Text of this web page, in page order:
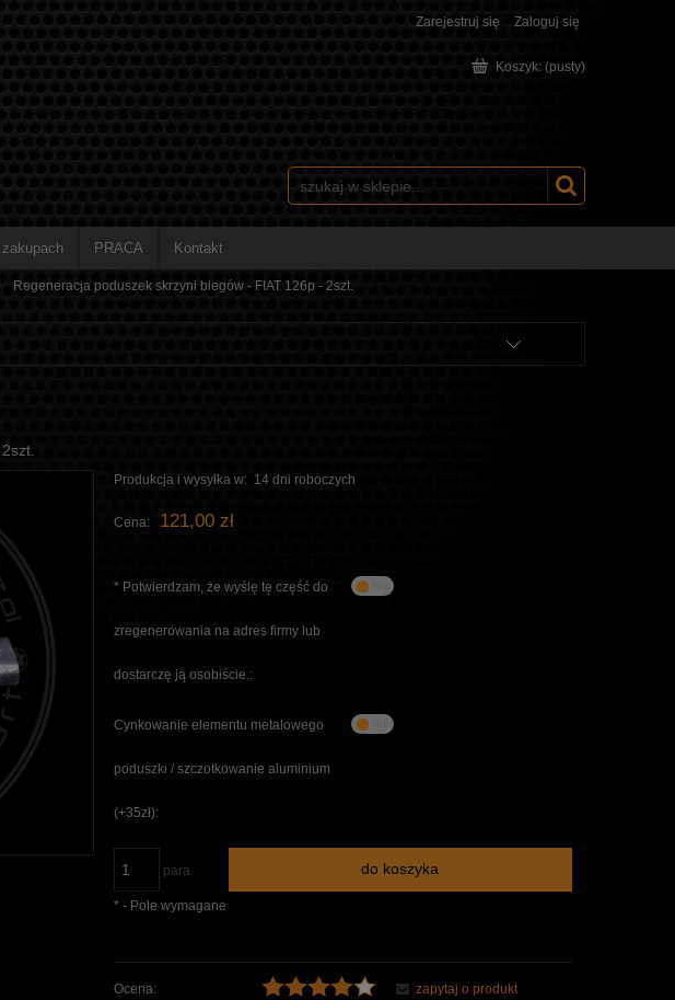
Zarejestruj się Zaloguj się
Koszyk: (pusty)
zakupach PRACA Kontakt
Regeneracja poduszek skrzyni biegów - FIAT 126p - 2szt.
Produkcja i wysyłka w: 14 dni roboczych
Cena: 121,00 zł
* Potwierdzam, że wyślę tę część do
zregenerowania na adres firmy lub
dostarczę ją osobiście.:
Cynkowanie elementu metalowego
poduszki / szczotkowanie aluminium
(+35zł):
para do koszyka
* - Pole wymagane
Ocena:
zapytaj o produkt